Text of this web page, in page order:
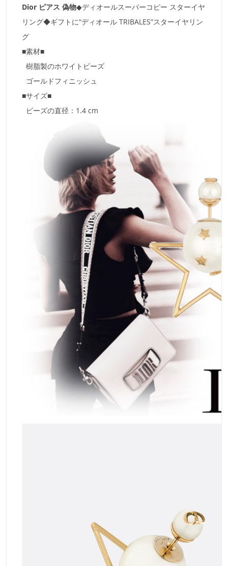
Dior ピアス 偽物◆ディオールスーパーコピー スターイヤ
リング◆ギフトに“ディオール TRIBALES”スターイヤリン
グ
■素材■
樹脂製のホワイトビーズ
ゴールドフィニッシュ
■サイズ■
ビーズの直径：1.4 cm